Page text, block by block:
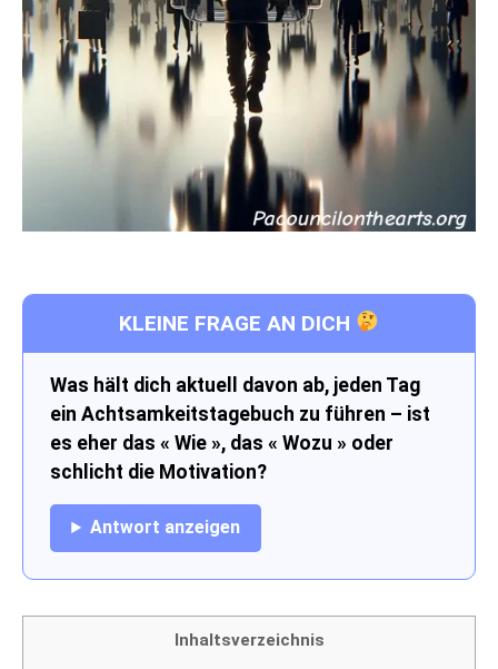
KLEINE FRAGE AN DICH
Was hält dich aktuell davon ab, jeden Tag
ein Achtsamkeitstagebuch zu führen – ist
es eher das « Wie », das « Wozu » oder
schlicht die Motivation?
Antwort anzeigen
Inhaltsverzeichnis